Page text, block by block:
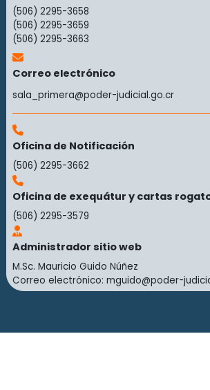
(506) 2295-3658
(506) 2295-3659
(506) 2295-3663
Correo electrónico
sala_primera@poder-judicial.go.cr
Oficina de Notificación
(506) 2295-3662
Oficina de exequátur y cartas
(506) 2295-3579
Administrador sitio web
M.Sc. Mauricio Guido Núñez
Correo electrónico: mguido@poder-